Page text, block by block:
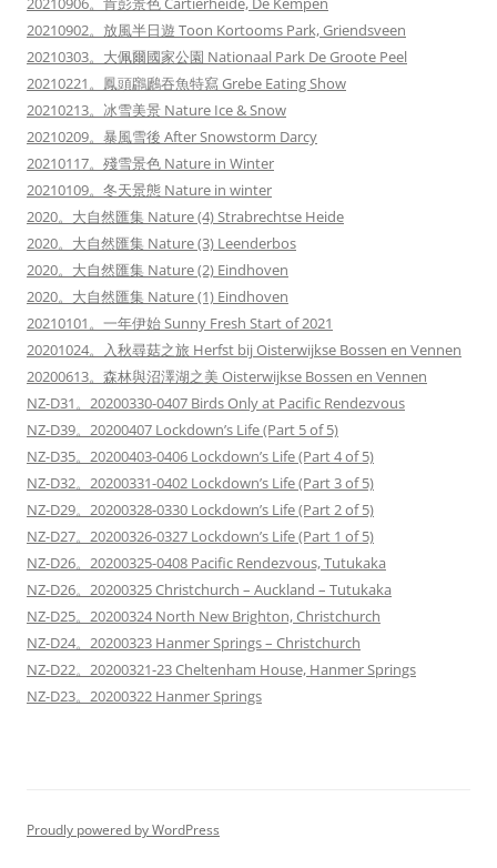
20210902。放風半日遊 Toon Kortooms Park, Griendsveen
20210303。大佩爾國家公園 Nationaal Park De Groote Peel
20210221。鳳頭鸊鷉吞魚特寫 Grebe Eating Show
20210213。冰雪美景 Nature Ice & Snow
20210209。暴風雪後 After Snowstorm Darcy
20210117。殘雪景色 Nature in Winter
20210109。冬天景態 Nature in winter
2020。大自然匯集 Nature (4) Strabrechtse Heide
2020。大自然匯集 Nature (3) Leenderbos
2020。大自然匯集 Nature (2) Eindhoven
2020。大自然匯集 Nature (1) Eindhoven
20210101。一年伊始 Sunny Fresh Start of 2021
20201024。入秋尋菇之旅 Herfst bij Oisterwijkse Bossen en Vennen
20200613。森林與沼澤湖之美 Oisterwijkse Bossen en Vennen
NZ-D31。20200330-0407 Birds Only at Pacific Rendezvous
NZ-D39。20200407 Lockdown’s Life (Part 5 of 5)
NZ-D35。20200403-0406 Lockdown’s Life (Part 4 of 5)
NZ-D32。20200331-0402 Lockdown’s Life (Part 3 of 5)
NZ-D29。20200328-0330 Lockdown’s Life (Part 2 of 5)
NZ-D27。20200326-0327 Lockdown’s Life (Part 1 of 5)
NZ-D26。20200325-0408 Pacific Rendezvous, Tutukaka
NZ-D26。20200325 Christchurch – Auckland – Tutukaka
NZ-D25。20200324 North New Brighton, Christchurch
NZ-D24。20200323 Hanmer Springs – Christchurch
NZ-D22。20200321-23 Cheltenham House, Hanmer Springs
NZ-D23。20200322 Hanmer Springs
Proudly powered by WordPress